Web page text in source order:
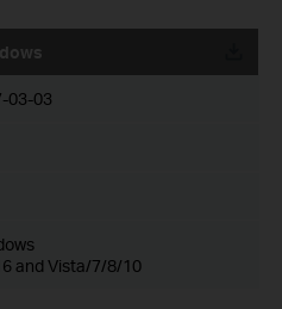
03-03
and Vista/7/8/10